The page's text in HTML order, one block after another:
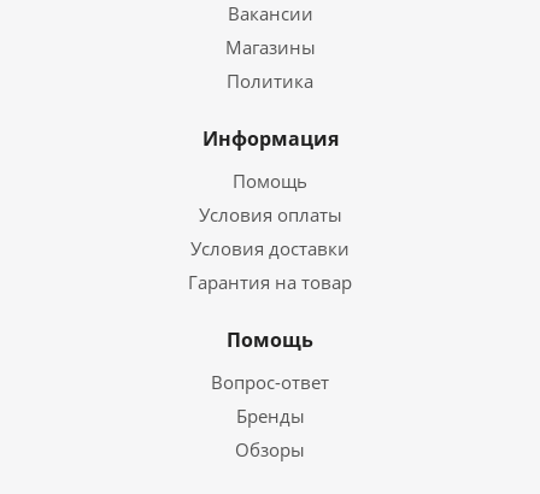
Вакансии
Магазины
Политика
Информация
Помощь
Условия оплаты
Условия доставки
Гарантия на товар
Помощь
Вопрос-ответ
Бренды
Обзоры